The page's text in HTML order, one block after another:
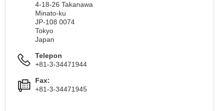
4-18-26 Takanawa
Minato-ku
JP-108 0074
Tokyo
Japan
Telepon
+81-3-34471944
Fax:
+81-3-34471945